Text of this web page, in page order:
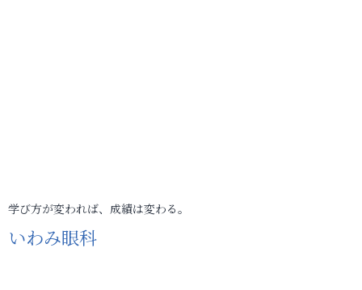
学び方が変われば、成績は変わる。
いわみ眼科